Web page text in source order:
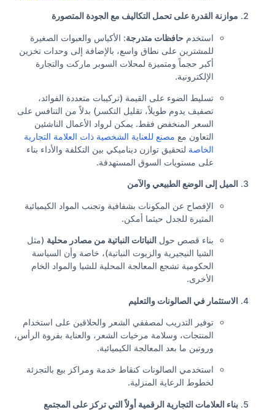
موازنة القدرة على تحمل التكاليف مع الجودة المتصورة
استخدم حافظات متدرجة: الأكياس والعبوات الصغيرة
للمشترين على نطاق واسع، بالإضافة إلى وحدات تخزين
أكبر حجماً ومتميزة لمحلات السوبر ماركت والتجارة
الإلكترونية.
تسليط الضوء على القيمة (تركيبات متعددة الفوائد،
تصفيف يدوم طويلاً، تقليل التكسر) بدلاً من التنافس على
السعر المنخفض فقط. يمكن لرواد الأعمال الناشئين
التعاون مع مصنع للعناية الشخصية ذات العلامة التجارية
الخاصة لتحقيق توازن ديناميكي بين التكلفة والأداء بناء
على مستويات السوق المستهدفة.
الميل إلى الوضع الطبيعي والآمن
الإفصاح عن المكونات بشفافية وتجنب المواد الكيميائية
المثيرة للجدل حيثما أمكن.
بناء قصص حول النباتات النباتية من مصادر محلية (مثل
الشيا النيجيرية والزيوت النباتية)، خاصة وأن السياسة
الحكومية تشجع المعالجة المحلية للشيا والمواد الخام
الأخرى.
الاستثمار في الصالونات والتعليم
توفير التدريب لمصففي الشعر والحلاقين على استخدام
المنتجات، وسلامة مرخيات الشعر، والعناية بفروة الرأس،
وروتين ما بعد المعالجة الكيميائية.
استخدمي الصالونات كنقاط خدمة ومراكز بيع بالتجزئة
لخطوط الرعاية المنزلية.
بناء العلامات التجارية الرقمية أولاً التي تركز على المجتمع